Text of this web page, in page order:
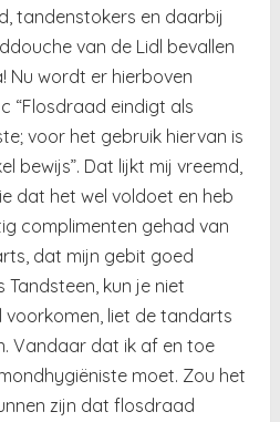
tandenstokers en daarbij
van de Lidl bevallen
Nu wordt er hierboven
“Flosdraad eindigt als
voor het gebruik hiervan is
bewijs”. Dat lijkt mij vreemd,
dat het wel voldoet en heb
complimenten gehad van
dat mijn gebit goed
Tandsteen, kun je niet
voorkomen, liet de tandarts
Vandaar dat ik af en toe
moet. Zou het
zijn dat flosdraad